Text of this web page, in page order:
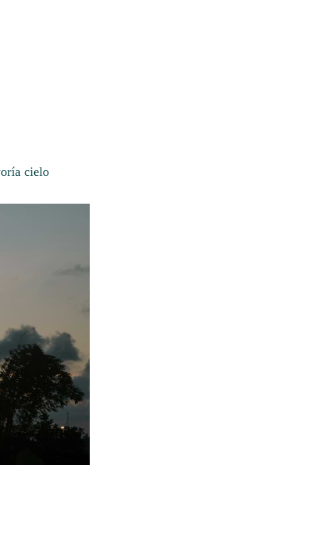
cielo